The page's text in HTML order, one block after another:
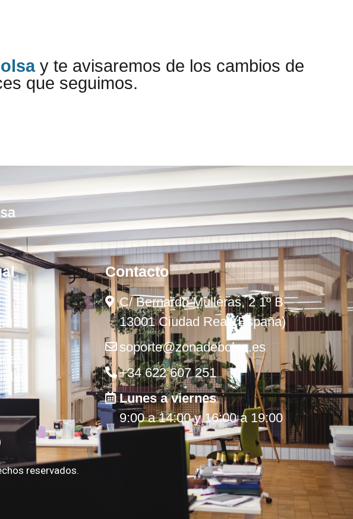
y te avisaremos de los cambios de
que seguimos.
Contacto
C/ Bernardo Mulleras, 2 1º B
13001 Ciudad Real (España)
soporte@zonadebolsa.es
+34 622 607 251
Lunes a viernes
9:00 a 14:00 y 16:00 a 19:00
reservados.